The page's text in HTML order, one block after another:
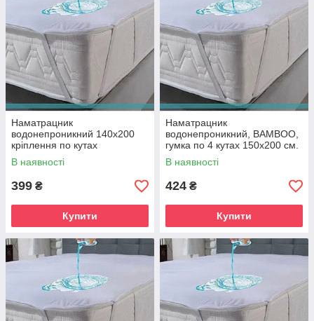
Наматрацник
водонепроникний 140х200
кріплення по кутах
В наявності
399 ₴
Купити
Наматрацник
водонепроникний, BAMBOO,
гумка по 4 кутах 150х200 см.
В наявності
424 ₴
Купити